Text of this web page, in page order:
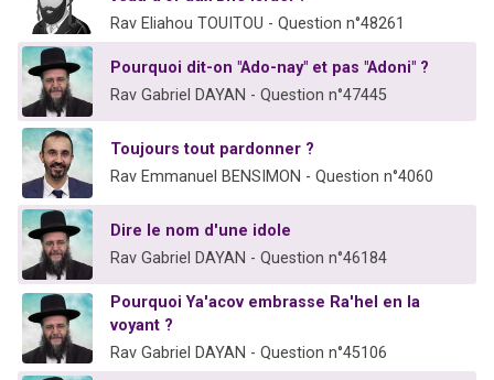
Rav Eliahou TOUITOU - Question n°48261
Pourquoi dit-on "Ado-nay" et pas "Adoni" ?
Rav Gabriel DAYAN - Question n°47445
Toujours tout pardonner ?
Rav Emmanuel BENSIMON - Question n°4060
Dire le nom d'une idole
Rav Gabriel DAYAN - Question n°46184
Pourquoi Ya'acov embrasse Ra'hel en la
voyant ?
Rav Gabriel DAYAN - Question n°45106